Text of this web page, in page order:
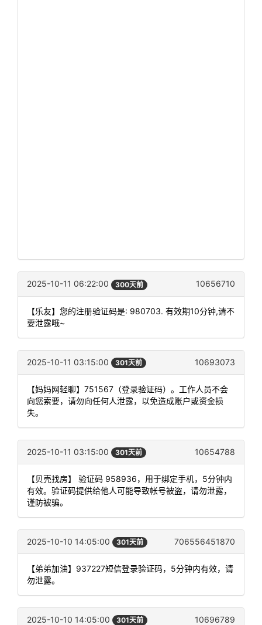
2025-10-11 06:22:00 300天前 10656710
【乐友】您的注册验证码是: 980703. 有效期10分钟,请不
要泄露哦~
2025-10-11 03:15:00 301天前 10693073
【妈妈网轻聊】751567（登录验证码）。工作人员不会
向您索要，请勿向任何人泄露，以免造成账户或资金损
失。
2025-10-11 03:15:00 301天前 10654788
【贝壳找房】 验证码 958936，用于绑定手机，5分钟内
有效。验证码提供给他人可能导致帐号被盗，请勿泄露，
谨防被骗。
2025-10-10 14:05:00 301天前 706556451870
【弟弟加油】937227短信登录验证码，5分钟内有效，请
勿泄露。
2025-10-10 14:05:00 301天前 10696789